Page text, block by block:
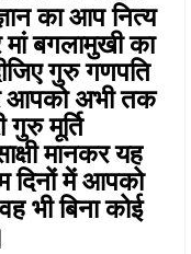
का आप नित्य
बगलामुखी का
गुरु गणपति
आपको अभी तक
मूर्ति
मानकर यह
में आपको
भी बिना कोई